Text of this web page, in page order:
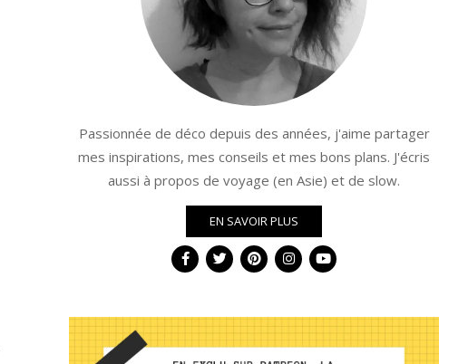
Passionnée de déco depuis des années, j'aime partager
mes inspirations, mes conseils et mes bons plans. J'écris
aussi à propos de voyage (en Asie) et de slow.
EN SAVOIR PLUS